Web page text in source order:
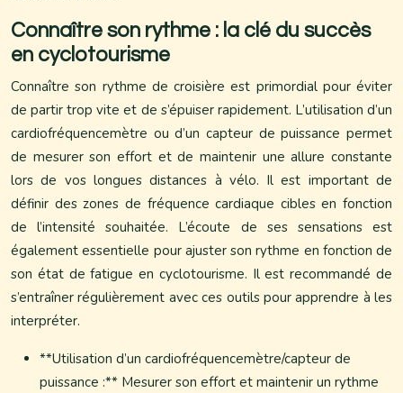
Connaître son rythme : la clé du succès
en cyclotourisme
Connaître son rythme de croisière est primordial pour éviter
de partir trop vite et de s’épuiser rapidement. L’utilisation d’un
cardiofréquencemètre ou d’un capteur de puissance permet
de mesurer son effort et de maintenir une allure constante
lors de vos longues distances à vélo. Il est important de
définir des zones de fréquence cardiaque cibles en fonction
de l’intensité souhaitée. L’écoute de ses sensations est
également essentielle pour ajuster son rythme en fonction de
son état de fatigue en cyclotourisme. Il est recommandé de
s’entraîner régulièrement avec ces outils pour apprendre à les
interpréter.
**Utilisation d’un cardiofréquencemètre/capteur de
puissance :** Mesurer son effort et maintenir un rythme